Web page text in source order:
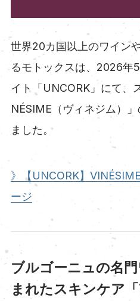
世界20カ国以上のワイン
るモトックスは、2026年
イト「UNCORK」にて、
NÉSIME（ヴィネジム）
ました。
》【UNCORK】
ージ
ブルゴーニュの名
まれたスキンケア